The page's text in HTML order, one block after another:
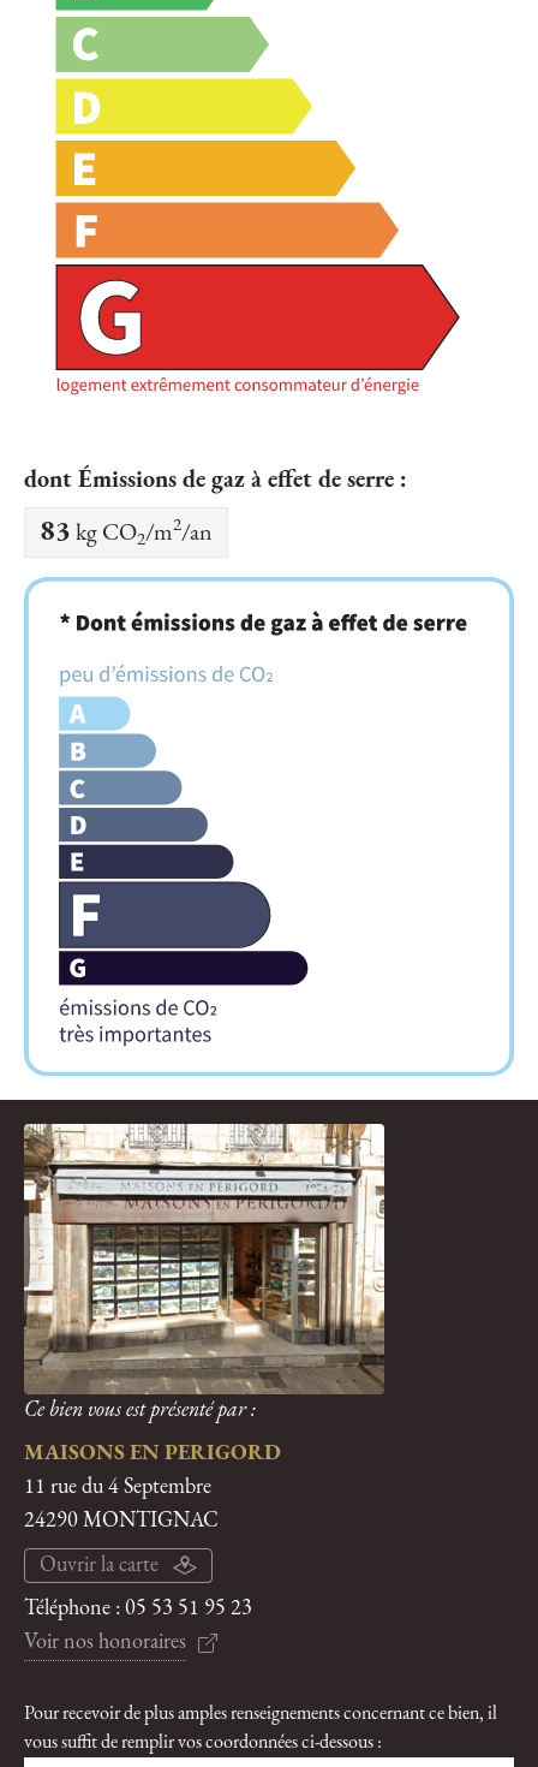
dont Émissions de gaz à effet de serre :
83 kg CO2/m2/an
Ce bien vous est présenté par :
MAISONS EN PERIGORD
11 rue du 4 Septembre
24290 MONTIGNAC
Ouvrir la carte
Téléphone : 05 53 51 95 23
Voir nos honoraires
Pour recevoir de plus amples renseignements concernant ce bien, il
vous suffit de remplir vos coordonnées ci-dessous :